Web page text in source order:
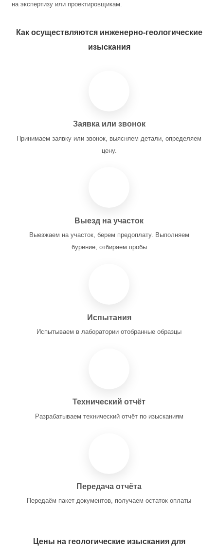
на экспертизу или проектировщикам.
Как осуществляются инженерно-геологические
изыскания
Заявка или звонок
Принимаем заявку или звонок, выясняем детали, определяем
цену.
Выезд на участок
Выезжаем на участок, берем предоплату. Выполняем
бурение, отбираем пробы
Испытания
Испытываем в лаборатории отобранные образцы
Технический отчёт
Разрабатываем технический отчёт по изысканиям
Передача отчёта
Передаём пакет документов, получаем остаток оплаты
Цены на геологические изыскания для